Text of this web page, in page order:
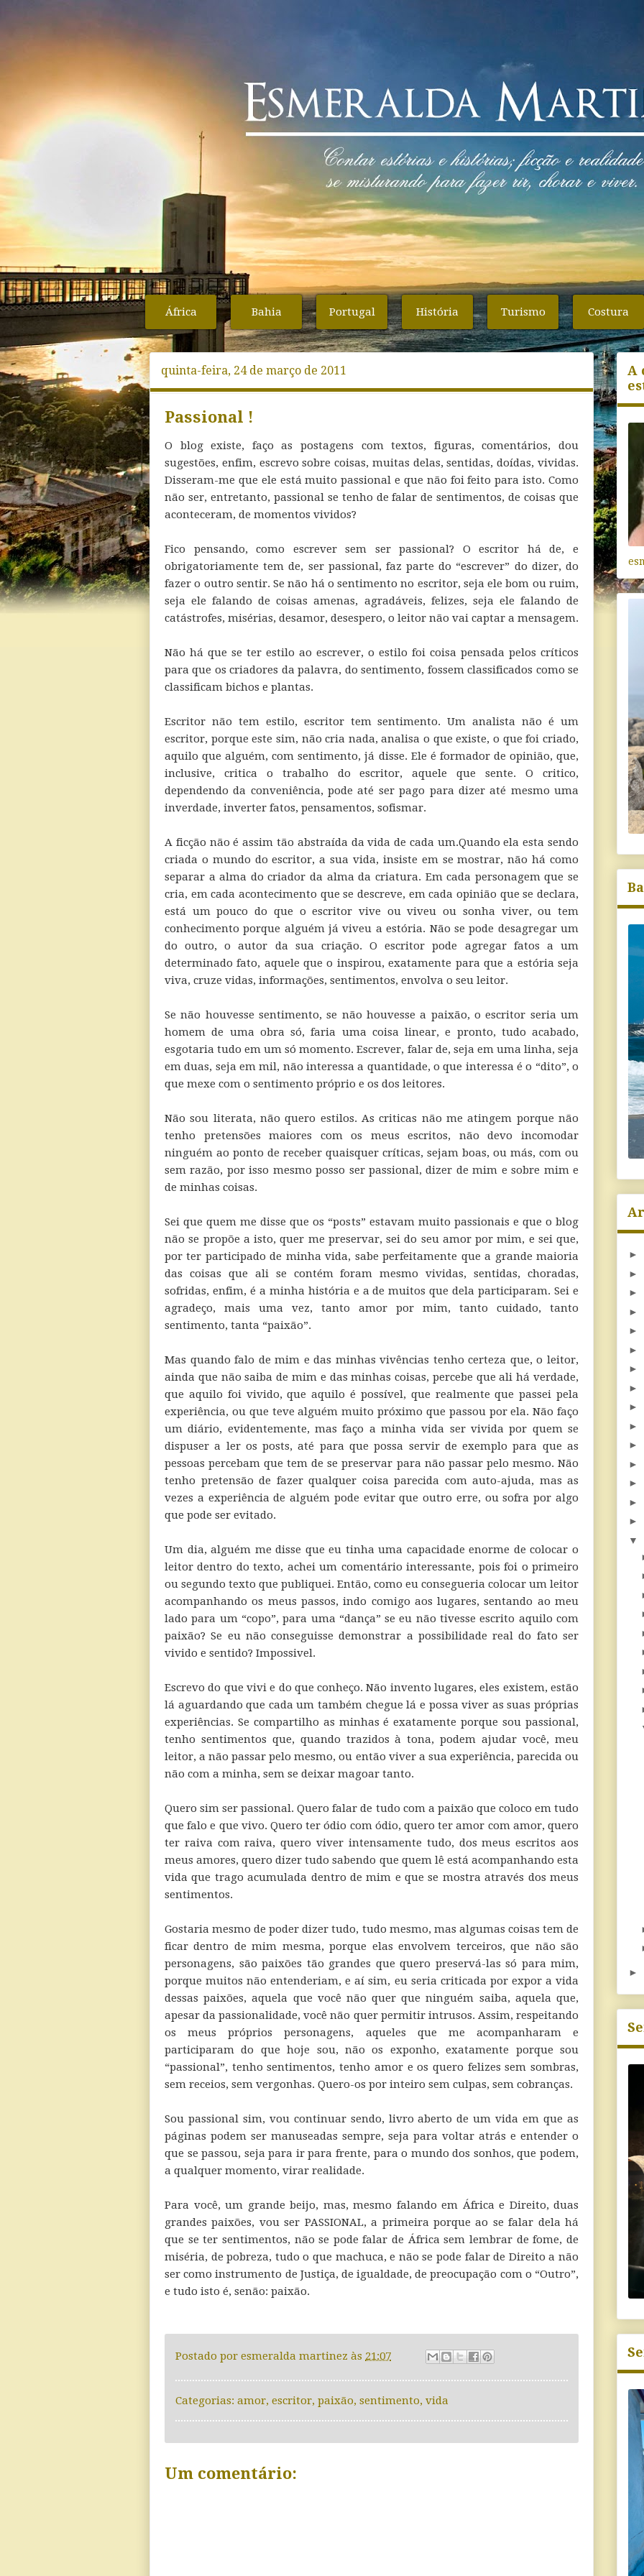
África Bahia Portugal História Turismo Costura
quinta-feira, 24 de março de 2011
Passional !
O blog existe, faço as postagens com textos, figuras, comentários, dou
sugestões, enfim, escrevo sobre coisas, muitas delas, sentidas, doídas, vividas.
Disseram-me que ele está muito passional e que não foi feito para isto. Como
não ser, entretanto, passional se tenho de falar de sentimentos, de coisas que
aconteceram, de momentos vividos?
Fico pensando, como escrever sem ser passional? O escritor há de, e
obrigatoriamente tem de, ser passional, faz parte do “escrever” do dizer, do
fazer o outro sentir. Se não há o sentimento no escritor, seja ele bom ou ruim,
seja ele falando de coisas amenas, agradáveis, felizes, seja ele falando de
catástrofes, misérias, desamor, desespero, o leitor não vai captar a mensagem.
Não há que se ter estilo ao escrever, o estilo foi coisa pensada pelos críticos
para que os criadores da palavra, do sentimento, fossem classificados como se
classificam bichos e plantas.
Escritor não tem estilo, escritor tem sentimento. Um analista não é um
escritor, porque este sim, não cria nada, analisa o que existe, o que foi criado,
aquilo que alguém, com sentimento, já disse. Ele é formador de opinião, que,
inclusive, critica o trabalho do escritor, aquele que sente. O critico,
dependendo da conveniência, pode até ser pago para dizer até mesmo uma
inverdade, inverter fatos, pensamentos, sofismar.
A ficção não é assim tão abstraída da vida de cada um.Quando ela esta sendo
criada o mundo do escritor, a sua vida, insiste em se mostrar, não há como
separar a alma do criador da alma da criatura. Em cada personagem que se
cria, em cada acontecimento que se descreve, em cada opinião que se declara,
está um pouco do que o escritor vive ou viveu ou sonha viver, ou tem
conhecimento porque alguém já viveu a estória. Não se pode desagregar um
do outro, o autor da sua criação. O escritor pode agregar fatos a um
determinado fato, aquele que o inspirou, exatamente para que a estória seja
viva, cruze vidas, informações, sentimentos, envolva o seu leitor.
Se não houvesse sentimento, se não houvesse a paixão, o escritor seria um
homem de uma obra só, faria uma coisa linear, e pronto, tudo acabado,
esgotaria tudo em um só momento. Escrever, falar de, seja em uma linha, seja
em duas, seja em mil, não interessa a quantidade, o que interessa é o “dito”, o
que mexe com o sentimento próprio e os dos leitores.
Não sou literata, não quero estilos. As criticas não me atingem porque não
tenho pretensões maiores com os meus escritos, não devo incomodar
ninguém ao ponto de receber quaisquer críticas, sejam boas, ou más, com ou
sem razão, por isso mesmo posso ser passional, dizer de mim e sobre mim e
de minhas coisas.
Sei que quem me disse que os “posts” estavam muito passionais e que o blog
não se propõe a isto, quer me preservar, sei do seu amor por mim, e sei que,
por ter participado de minha vida, sabe perfeitamente que a grande maioria
das coisas que ali se contém foram mesmo vividas, sentidas, choradas,
sofridas, enfim, é a minha história e a de muitos que dela participaram. Sei e
agradeço, mais uma vez, tanto amor por mim, tanto cuidado, tanto
sentimento, tanta “paixão”.
Mas quando falo de mim e das minhas vivências tenho certeza que, o leitor,
ainda que não saiba de mim e das minhas coisas, percebe que ali há verdade,
que aquilo foi vivido, que aquilo é possível, que realmente que passei pela
experiência, ou que teve alguém muito próximo que passou por ela. Não faço
um diário, evidentemente, mas faço a minha vida ser vivida por quem se
dispuser a ler os posts, até para que possa servir de exemplo para que as
pessoas percebam que tem de se preservar para não passar pelo mesmo. Não
tenho pretensão de fazer qualquer coisa parecida com auto-ajuda, mas as
vezes a experiência de alguém pode evitar que outro erre, ou sofra por algo
que pode ser evitado.
Um dia, alguém me disse que eu tinha uma capacidade enorme de colocar o
leitor dentro do texto, achei um comentário interessante, pois foi o primeiro
ou segundo texto que publiquei. Então, como eu consegueria colocar um leitor
acompanhando os meus passos, indo comigo aos lugares, sentando ao meu
lado para um “copo”, para uma “dança” se eu não tivesse escrito aquilo com
paixão? Se eu não conseguisse demonstrar a possibilidade real do fato ser
vivido e sentido? Impossivel.
Escrevo do que vivi e do que conheço. Não invento lugares, eles existem, estão
lá aguardando que cada um também chegue lá e possa viver as suas próprias
experiências. Se compartilho as minhas é exatamente porque sou passional,
tenho sentimentos que, quando trazidos à tona, podem ajudar você, meu
leitor, a não passar pelo mesmo, ou então viver a sua experiência, parecida ou
não com a minha, sem se deixar magoar tanto.
Quero sim ser passional. Quero falar de tudo com a paixão que coloco em tudo
que falo e que vivo. Quero ter ódio com ódio, quero ter amor com amor, quero
ter raiva com raiva, quero viver intensamente tudo, dos meus escritos aos
meus amores, quero dizer tudo sabendo que quem lê está acompanhando esta
vida que trago acumulada dentro de mim e que se mostra através dos meus
sentimentos.
Gostaria mesmo de poder dizer tudo, tudo mesmo, mas algumas coisas tem de
ficar dentro de mim mesma, porque elas envolvem terceiros, que não são
personagens, são paixões tão grandes que quero preservá-las só para mim,
porque muitos não entenderiam, e aí sim, eu seria criticada por expor a vida
dessas paixões, aquela que você não quer que ninguém saiba, aquela que,
apesar da passionalidade, você não quer permitir intrusos. Assim, respeitando
os meus próprios personagens, aqueles que me acompanharam e
participaram do que hoje sou, não os exponho, exatamente porque sou
“passional”, tenho sentimentos, tenho amor e os quero felizes sem sombras,
sem receios, sem vergonhas. Quero-os por inteiro sem culpas, sem cobranças.
Sou passional sim, vou continuar sendo, livro aberto de um vida em que as
páginas podem ser manuseadas sempre, seja para voltar atrás e entender o
que se passou, seja para ir para frente, para o mundo dos sonhos, que podem,
a qualquer momento, virar realidade.
Para você, um grande beijo, mas, mesmo falando em África e Direito, duas
grandes paixões, vou ser PASSIONAL, a primeira porque ao se falar dela há
que se ter sentimentos, não se pode falar de África sem lembrar de fome, de
miséria, de pobreza, tudo o que machuca, e não se pode falar de Direito a não
ser como instrumento de Justiça, de igualdade, de preocupação com o “Outro”,
e tudo isto é, senão: paixão.
Postado por esmeralda martinez às 21:07
Categorias: amor, escritor, paixão, sentimento, vida
Um comentário:
A
►
►
►
►
►
►
►
►
►
►
►
►
►
►
►
▼
►